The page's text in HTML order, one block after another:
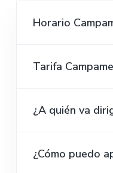
Horario
Tarifa
¿A quién va
¿Cómo puedo